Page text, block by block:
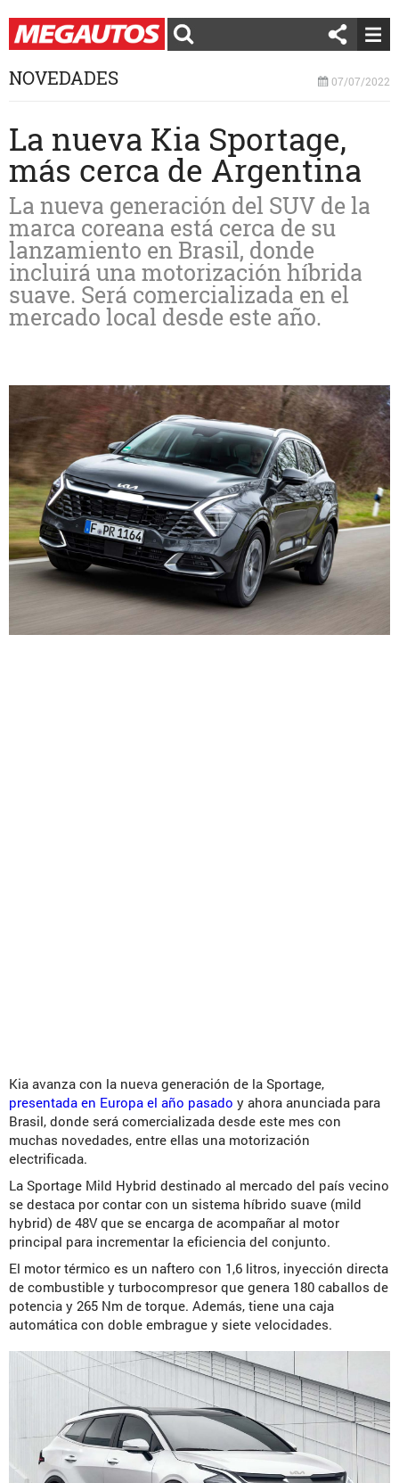
NOVEDADES 07/07/2022
La nueva Kia Sportage,
más cerca de Argentina
La nueva generación del SUV de la
marca coreana está cerca de su
lanzamiento en Brasil, donde
incluirá una motorización híbrida
suave. Será comercializada en el
mercado local desde este año.
Kia avanza con la nueva generación de la Sportage,
presentada en Europa el año pasado y ahora anunciada para
Brasil, donde será comercializada desde este mes con
muchas novedades, entre ellas una motorización
electrificada.
La Sportage Mild Hybrid destinado al mercado del país vecino
se destaca por contar con un sistema híbrido suave (mild
hybrid) de 48V que se encarga de acompañar al motor
principal para incrementar la eficiencia del conjunto.
El motor térmico es un naftero con 1,6 litros, inyección directa
de combustible y turbocompresor que genera 180 caballos de
potencia y 265 Nm de torque. Además, tiene una caja
automática con doble embrague y siete velocidades.